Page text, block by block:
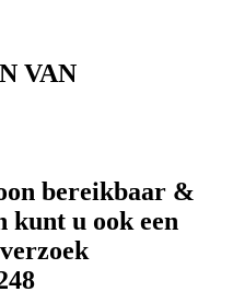
VAN
bereikbaar &
kunt u ook een